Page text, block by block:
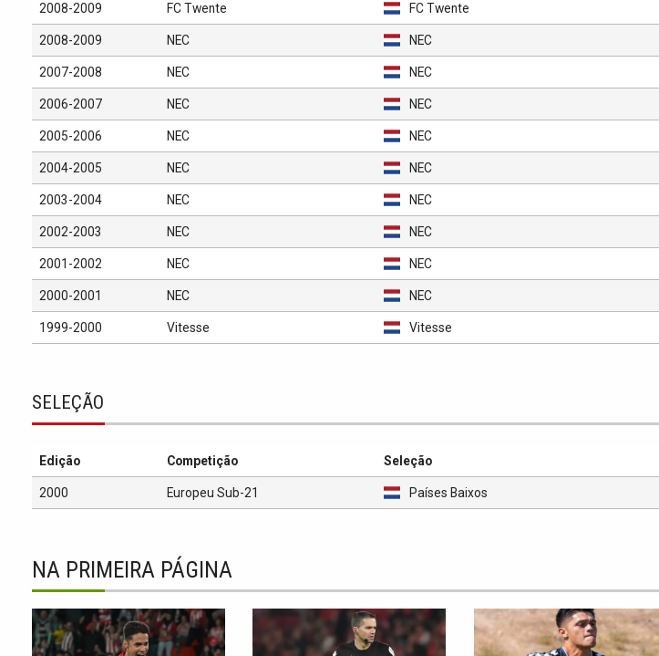
2008-2009 FC Twente FC Twente
2008-2009 NEC NEC
2007-2008 NEC NEC
2006-2007 NEC NEC
2005-2006 NEC NEC
2004-2005 NEC NEC
2003-2004 NEC NEC
2002-2003 NEC NEC
2001-2002 NEC NEC
2000-2001 NEC NEC
1999-2000 Vitesse Vitesse
SELEÇÃO
Edição Competição Seleção
2000 Europeu Sub-21 Países Baixos
NA PRIMEIRA PÁGINA